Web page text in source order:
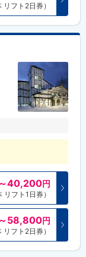
リフト2日券）
40,200円
リフト1日券）
58,800円
リフト2日券）